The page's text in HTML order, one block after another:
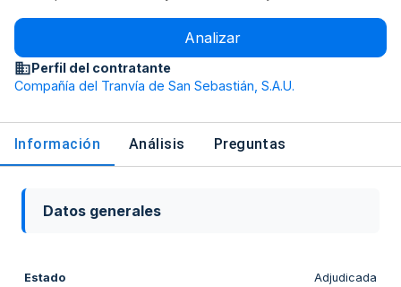
Analizar
Perfil del contratante
Compañía del Tranvía de San Sebastián, S.A.U.
Información Análisis Preguntas
Datos generales
Estado Adjudicada